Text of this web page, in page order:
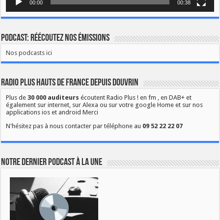
00:00 00:38
Podcast: Réécoutez nos émissions
Nos podcasts ici
Radio Plus Hauts de France depuis Douvrin
Plus de30 000 auditeurs écoutent Radio Plus ! en fm , en DAB+ et
également sur internet, sur Alexa ou sur votre google Home et sur nos
applications ios et android Merci
N'hésitez pas à nous contacter par téléphone au 09 52 22 22 07
Notre dernier podcast à la une